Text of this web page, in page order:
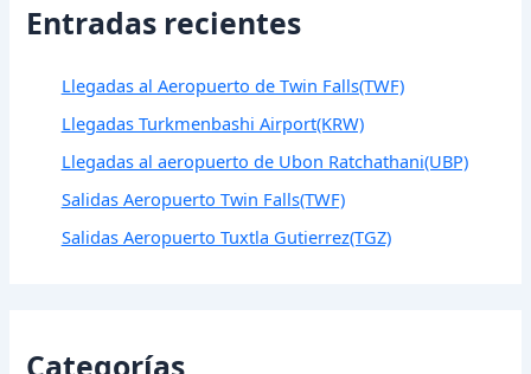
Entradas recientes
Llegadas al Aeropuerto de Twin Falls(TWF)
Llegadas Turkmenbashi Airport(KRW)
Llegadas al aeropuerto de Ubon Ratchathani(UBP)
Salidas Aeropuerto Twin Falls(TWF)
Salidas Aeropuerto Tuxtla Gutierrez(TGZ)